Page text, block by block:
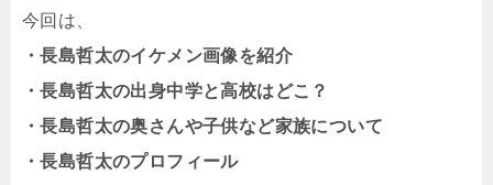
今回は、
・長島哲太のイケメン画像を紹介
・長島哲太の出身中学と高校はどこ？
・長島哲太の奥さんや子供など家族について
・長島哲太のプロフィール